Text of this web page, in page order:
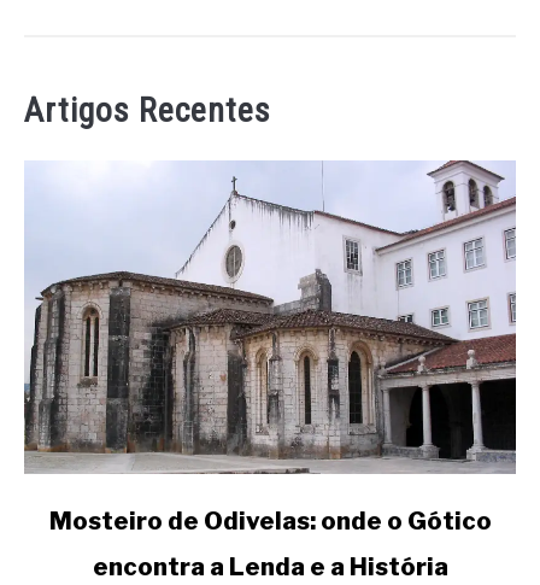
Artigos Recentes
link
Mosteiro
Mosteiro de Odivelas: onde o Gótico
encontra a Lenda e a História